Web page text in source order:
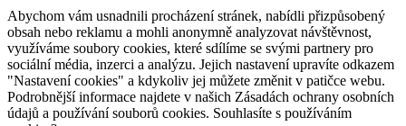
Abychom vám usnadnili procházení stránek, nabídli přizpůsobený
obsah nebo reklamu a mohli anonymně analyzovat návštěvnost,
využíváme soubory cookies, které sdílíme se svými partnery pro
sociální média, inzerci a analýzu. Jejich nastavení upravíte odkazem
"Nastavení cookies" a kdykoliv jej můžete změnit v patičce webu.
Podrobnější informace najdete v našich Zásadách ochrany osobních
údajů a používání souborů cookies. Souhlasíte s používáním